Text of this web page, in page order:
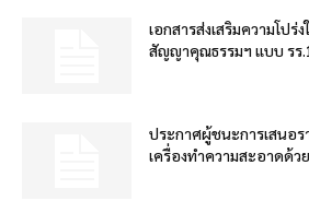
เอกสารส่งเสริมความโป
สัญญาคุณธรรมฯ แบบ รร
ประกาศผู้ชนะการเสนอ
เครื่องทำความสะอาดด้ว